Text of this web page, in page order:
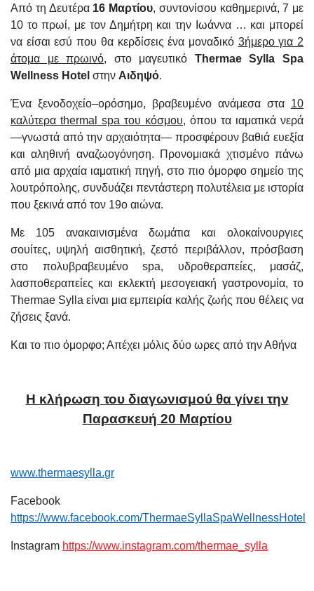
Από τη Δευτέρα 16 Μαρτίου, συντονίσου καθημερινά, 7 με
10 το πρωί, με τον Δημήτρη και την Ιωάννα … και μπορεί
να είσαι εσύ που θα κερδίσεις ένα μοναδικό 3ήμερο για 2
άτομα με πρωινό, στο μαγευτικό Thermae Sylla
Spa
Wellness Hotel στην Αιδηψό.
Ένα ξενοδοχείο–ορόσημο, βραβευμένο ανάμεσα στα 10
καλύτερα thermal spa του κόσμου, όπου τα ιαματικά νερά
—γνωστά από την αρχαιότητα— προσφέρουν βαθιά ευεξία
και αληθινή αναζωογόνηση. Προνομιακά χτισμένο πάνω
από μια αρχαία ιαματική πηγή, στο πιο όμορφο σημείο της
λουτρόπολης, συνδυάζει πεντάστερη πολυτέλεια με ιστορία
που ξεκινά από τον 19ο αιώνα.
Με 105 ανακαινισμένα δωμάτια και ολοκαίνουργιες
σουίτες, υψηλή αισθητική, ζεστό περιβάλλον, πρόσβαση
στο πολυβραβευμένο spa, υδροθεραπείες, μασάζ,
λασποθεραπείες και εκλεκτή μεσογειακή γαστρονομία, το
Thermae Sylla είναι μια εμπειρία καλής ζωής που θέλεις να
ζήσεις ξανά.
Και το πιο όμορφο; Απέχει μόλις δύο ωρες από την Αθήνα
Η κλήρωση του διαγωνισμού θα γίνει την
Παρασκευή 20 Μαρτίου
www.thermaesylla.gr
Facebook
https://www.facebook.com/ThermaeSyllaSpaWellnessHotel
Instagram https://www.instagram.com/thermae_sylla